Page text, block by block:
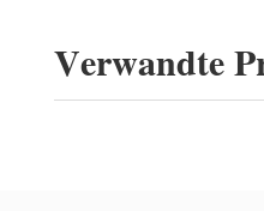
Verwandte